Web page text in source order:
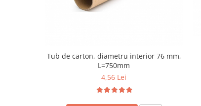
Tub de carton, diametru interior 76 mm,
L=750mm
4,56 Lei